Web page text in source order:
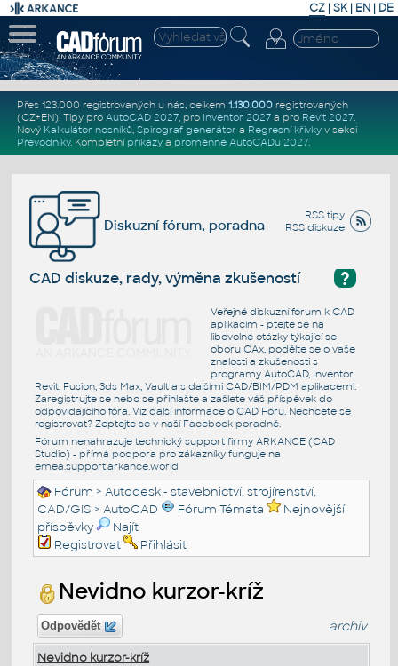
CZ | SK| EN | DE
Přes 123.000 registrovaných u nás, celkem 1.130.000registrovaných
(CZ+EN). Tipy pro AutoCAD 2027, pro Inventor 2027a pro Revit 2027.
Nový Kalkulátor nosníků, Spirograf generátor a Regresní křivkyv sekci
Převodníky. Kompletní příkazya proměnné AutoCADu 2027.
RSS tipy
RSS diskuze
Diskuzní fórum, poradna
?
CAD diskuze, rady, výměna zkušeností
Veřejné diskuzní fórum k CAD
aplikacím - ptejte se na
libovolné otázky týkající se
oboru CAx, podělte se o vaše
znalosti a zkušenosti s
programy AutoCAD, Inventor,
Revit, Fusion, 3ds Max, Vault a s dalšími CAD/BIM/PDM aplikacemi.
Zaregistrujte se nebo se přihlašte a zašlete váš příspěvek do
odpovídajícího fóra. Viz další informace o CAD Fóru. Nechcete se
registrovat? Zeptejte se v naší Facebook poradně.
Fórum nenahrazuje technický support firmy ARKANCE (CAD
Studio) - přímá podpora pro zákazníky funguje na
emea.support.arkance.world
Fórum >Autodesk - stavebnictví, strojírenství,
CAD/GIS >AutoCAD Fórum Témata
Nejnovější
příspěvky
Najít
Registrovat
Přihlásit
Nevidno kurzor-kríž
Odpovědět archiv
Nevidno kurzor-kríž